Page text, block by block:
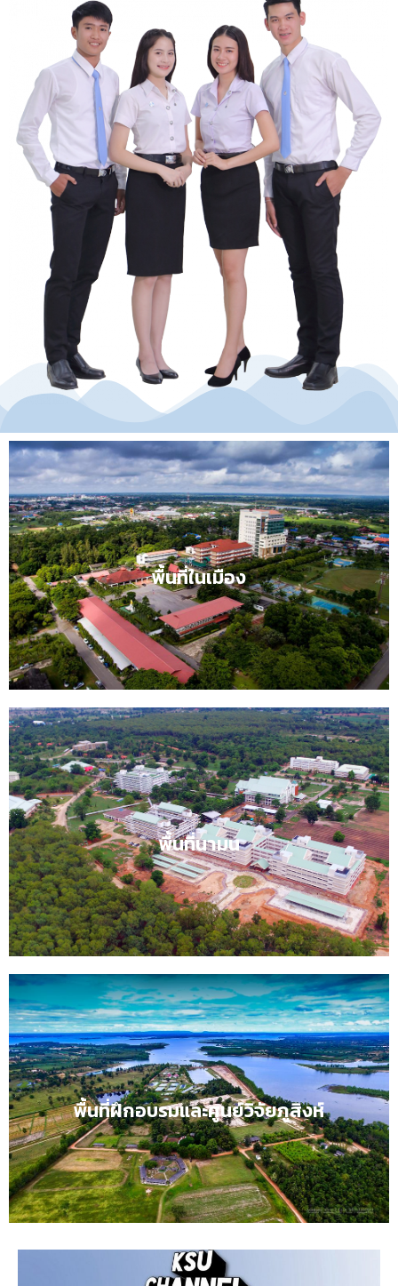
พื้นที่ในเมือง
ปรัชญา
ความรู้สร้างคุณค่า ภูมิปัญญาสร้างสังคม
พื้นที่ในเมืองคลิก
พื้นที่นามน
ปณิธาน
สร้างคนดี มีงานทำ ชี้นำสังคม
พื้นที่นามนคลิก
พื้นที่ฝึกอบรมและศูนย์วิจัยภูสิงห์